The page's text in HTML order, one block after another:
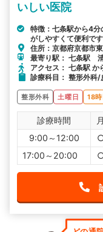
いしい医院
特徴：七条駅から4分
がしやすくて便利です
住所：京都府京都市
最寄り駅： 七条駅
アクセス： 七条駅 か
診療科目： 整形外科/
整形外科 土曜日 18
診療時間 月
9:00～12:00
17:00～20:00